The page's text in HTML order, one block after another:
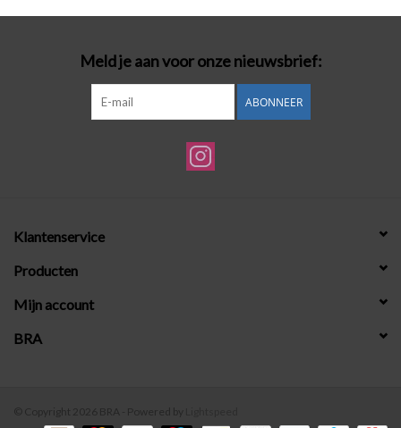
Meld je aan voor onze nieuwsbrief:
ABONNEER
Klantenservice
Producten
Mijn account
BRA
© Copyright 2026 BRA - Powered by